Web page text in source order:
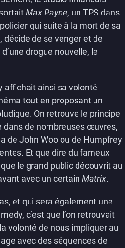
sortaitMax Payne, un TPS dans
qui suite à la mort de sa
de se venger et de
drogue nouvelle, le
affichait ainsi sa volonté
tout en proposant un
On retrouve le principe
dans de nombreuses œuvres,
de John Woo ou de Humpfrey
Et que dire du fameux
le grand public découvrit au
avec un certain Matrix.
et qui sera également une
c’est que l’on retrouvait
volonté de nous impliquer au
avec des séquences de